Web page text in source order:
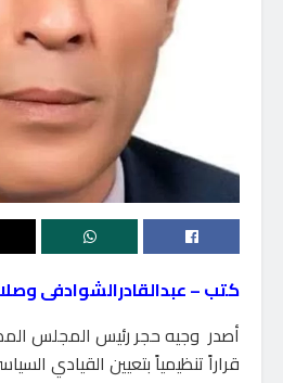
كتب – عبدالقادرالشوادفى
أصدر وجيه حجر رئيس المجلس
قراراً تنظيمياً بتعيين القيادي